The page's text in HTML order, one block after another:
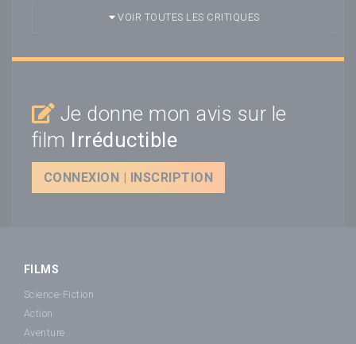
VOIR TOUTES LES CRITIQUES
Je donne mon avis sur le
film Irréductible
CONNEXION | INSCRIPTION
FILMS
Science-Fiction
Action
Aventure